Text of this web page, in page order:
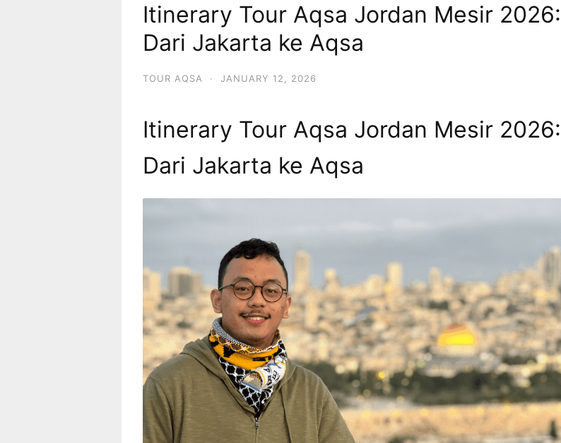
Itinerary Tour Aqsa Jordan Mesir 2026:
Dari Jakarta ke Aqsa
TOUR AQSA · JANUARY 12, 2026
Itinerary Tour Aqsa Jordan Mesir 2026:
Dari Jakarta ke Aqsa